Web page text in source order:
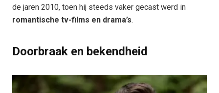
de jaren 2010, toen hij steeds vaker gecast werd in
romantische tv-films en drama’s.
Doorbraak en bekendheid